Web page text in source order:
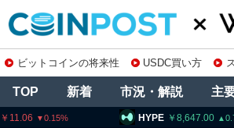
ビットコインの将来性 USDC買い方
TOP 新着 市況・解説 主
BTC
HYPE 8,647.00 0.7